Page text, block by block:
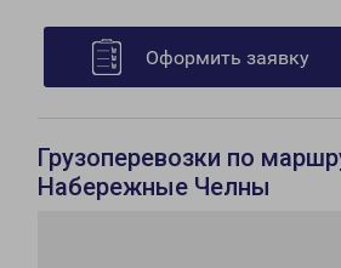
Оформить заявку
Грузоперевозки по
Набережные Челны